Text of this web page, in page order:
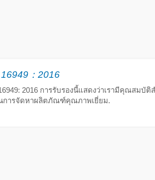
：2016
2016 การรับรองนี้แสดงว่าเรามีคุณสม
การจัดหาผลิตภัณฑ์คุณภาพเยี่ยม.